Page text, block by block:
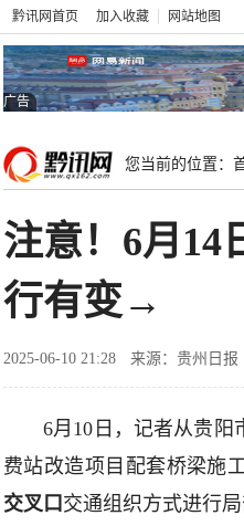
黔讯网首页 加入收藏 网站地图
广告
您当前的位置：
注意！6月14
行有变→
2025-06-10 21:28 来源：贵州日报
6月10日，记者从贵
费站改造项目配套桥梁施工
交叉口 交通组织方式进行局